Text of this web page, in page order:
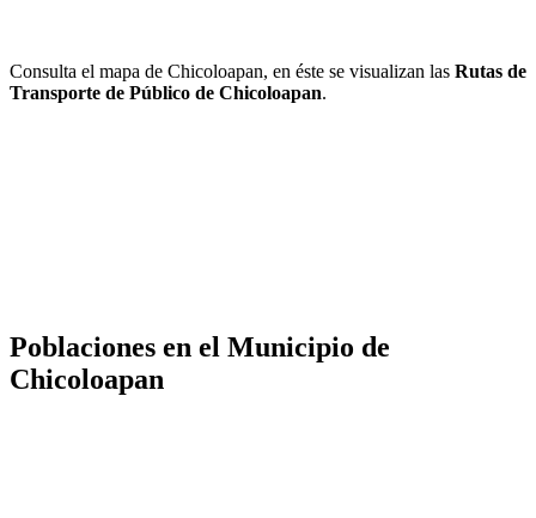
Consulta el mapa de Chicoloapan, en éste se visualizan las Rutas de
Transporte de Público de Chicoloapan.
Poblaciones en el Municipio de
Chicoloapan